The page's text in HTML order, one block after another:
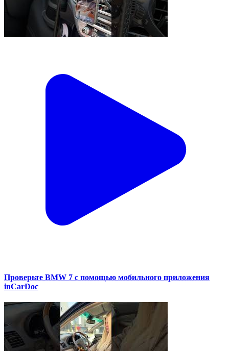
Проверьте BMW 7 с помощью мобильного приложения
inCarDoc